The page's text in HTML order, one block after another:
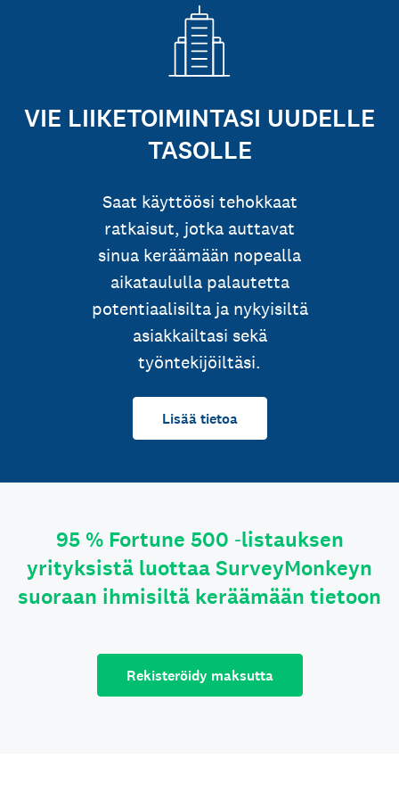
VIE LIIKETOIMINTASI UUDELLE
TASOLLE
Saat käyttöösi tehokkaat
ratkaisut, jotka auttavat
sinua keräämään nopealla
aikataululla palautetta
potentiaalisilta ja nykyisiltä
asiakkailtasi sekä
työntekijöiltäsi.
Lisää tietoa
95 % Fortune 500 ‑listauksen
yrityksistä luottaa SurveyMonkeyn
suoraan ihmisiltä keräämään tietoon
Rekisteröidy maksutta